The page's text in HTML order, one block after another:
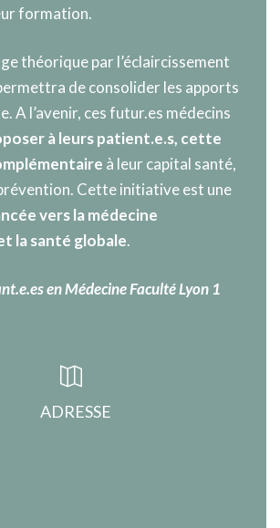
formation.
théorique par l’éclaircissement
de consolider les apports
A l’avenir, ces futur.es médecins
à leurs patient.e.s, cette
à leur capital santé,
Cette initiative est une
vers la médecine
la santé globale.
en Médecine Faculté Lyon 1
ADRESSE